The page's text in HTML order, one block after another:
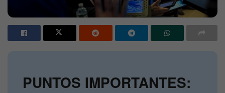
PUNTOS IMPORTANTES: